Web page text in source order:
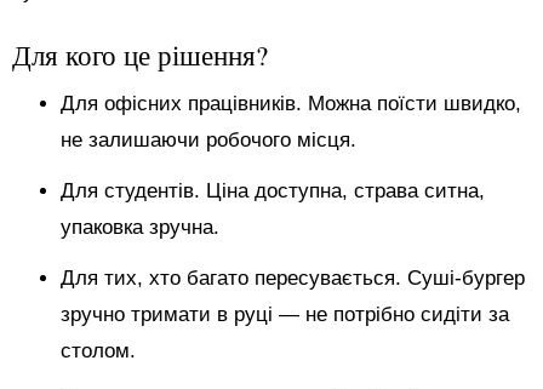
Для кого це рішення?
Для офісних працівників. Можна поїсти швидко,
не залишаючи робочого місця.
Для студентів. Ціна доступна, страва ситна,
упаковка зручна.
Для тих, хто багато пересувається. Суші-бургер
зручно тримати в руці — не потрібно сидіти за
столом.